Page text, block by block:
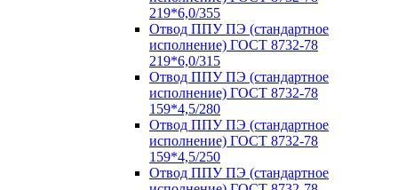
219*6,0/355
Отвод ППУ ПЭ (стандартное
исполнение) ГОСТ 8732-78
219*6,0/315
Отвод ППУ ПЭ (стандартное
исполнение) ГОСТ 8732-78
159*4,5/280
Отвод ППУ ПЭ (стандартное
исполнение) ГОСТ 8732-78
159*4,5/250
Отвод ППУ ПЭ (стандартное